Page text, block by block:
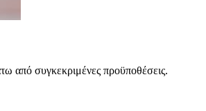
από συγκεκριμένες προϋποθέσεις.